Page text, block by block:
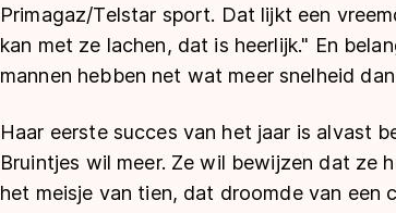
Primagaz/Telstar sport. Dat lijkt een
kan met ze lachen, dat is heerlijk." En
mannen hebben net wat meer snelheid
Haar eerste succes van het jaar is alvast
Bruintjes wil meer. Ze wil bewijzen dat ze
het meisje van tien, dat droomde van een